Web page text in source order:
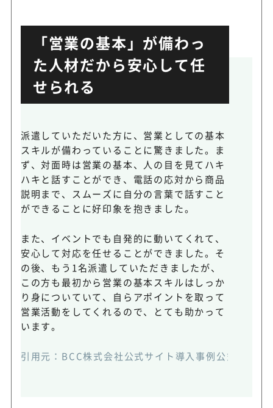
「営業の基本」が備わっ
た人材だから安心して任
せられる
派遣していただいた方に、営業としての基本
スキルが備わっていることに驚きました。ま
ず、対面時は営業の基本、人の目を見てハキ
ハキと話すことができ、電話の応対から商品
説明まで、スムーズに自分の言葉で話すこと
ができることに好印象を抱きました。
また、イベントでも自発的に動いてくれて、
安心して対応を任せることができました。そ
の後、もう1名派遣していただきましたが、
この方も最初から営業の基本スキルはしっか
り身についていて、自らアポイントを取って
営業活動をしてくれるので、とても助かって
います。
引用元： BCC株式会社公式サイト導入事例公式HP